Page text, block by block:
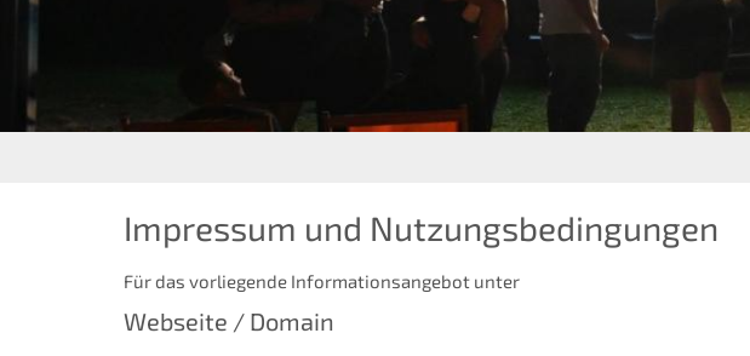
Impressum und Nutzungsbedingungen
Für das vorliegende Informationsangebot unter
Webseite / Domain